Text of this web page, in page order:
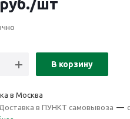
руб./шт
В корзину
в Москва
в ПУНКТ самовывоза —